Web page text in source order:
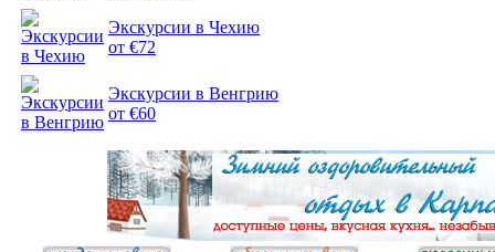
Экскурсии в Чехию
от €72
Экскурсии в Венгрию
от €60